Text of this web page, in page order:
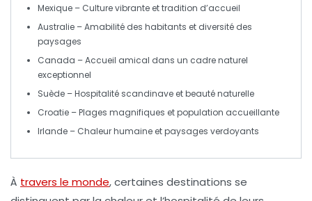
Mexique – Culture vibrante et tradition d’accueil
Australie – Amabilité des habitants et diversité des
paysages
Canada – Accueil amical dans un cadre naturel
exceptionnel
Suède – Hospitalité scandinave et beauté naturelle
Croatie – Plages magnifiques et population accueillante
Irlande – Chaleur humaine et paysages verdoyants
À travers le monde, certaines destinations se